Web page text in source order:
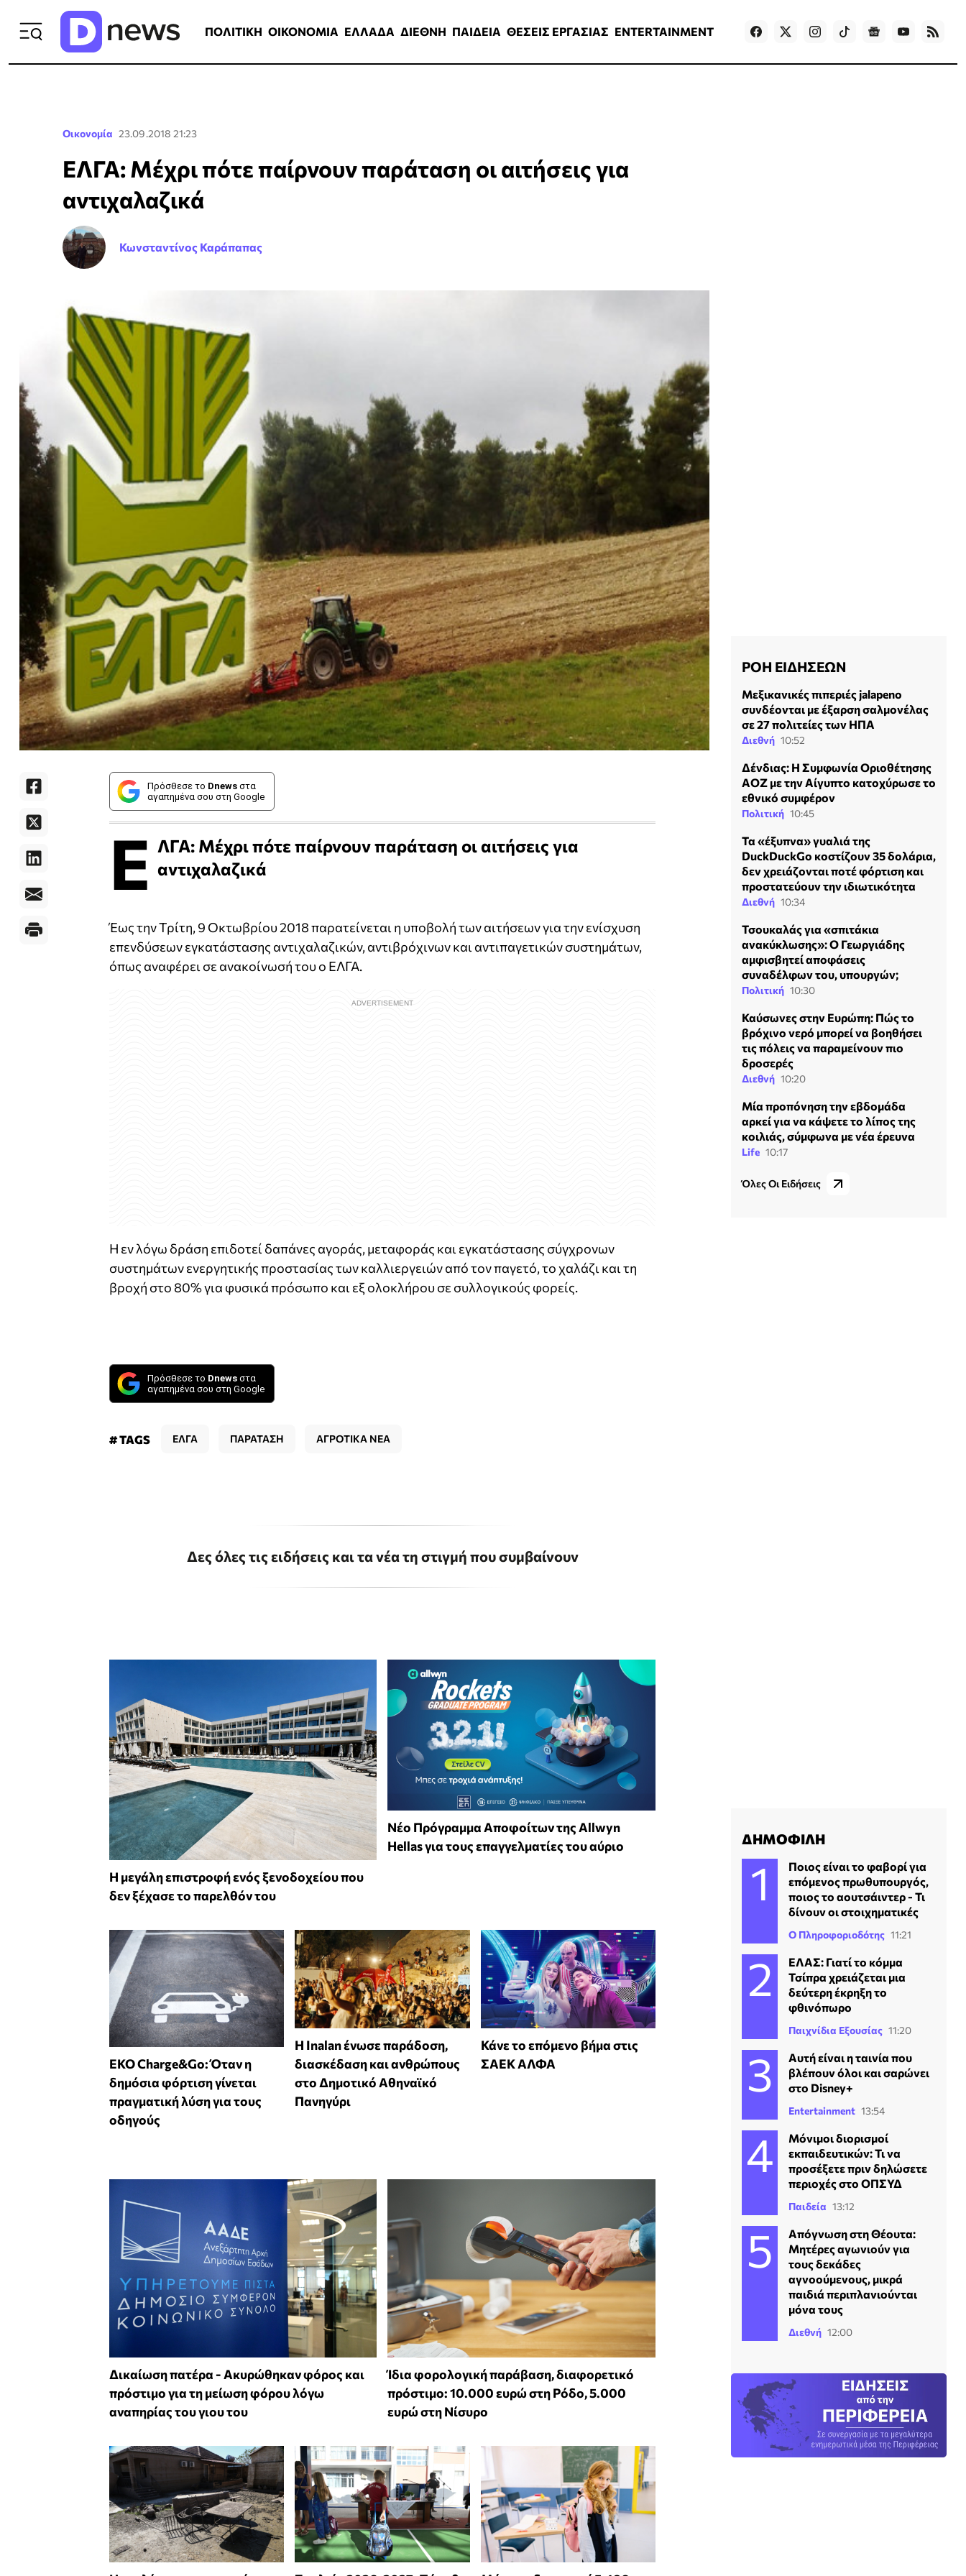
ΠΟΛΙΤΙΚΗ ΟΙΚΟΝΟΜΙΑ ΕΛΛΑΔΑ ΔΙΕΘΝΗ ΠΑΙΔΕΙΑ ΘΕΣΕΙΣ ΕΡΓΑΣΙΑΣ ENTERTAINMENT Games
Οικονομία 23.09.2018 21:23
ΕΛΓΑ: Μέχρι πότε παίρνουν παράταση οι αιτήσεις για
αντιχαλαζικά
Κωνσταντίνος Καράπαπας
Πρόσθεσε το Dnews στα
αγαπημένα σου στη Google
Ε ΛΓΑ: Μέχρι πότε παίρνουν παράταση οι αιτήσεις για
αντιχαλαζικά
Έως την Τρίτη, 9 Οκτωβρίου 2018 παρατείνεται η υποβολή των αιτήσεων για την ενίσχυση
επενδύσεων εγκατάστασης αντιχαλαζικών, αντιβρόχινων και αντιπαγετικών συστηµάτων,
όπως αναφέρει σε ανακοίνωσή του ο ΕΛΓΑ.
Η εν λόγω δράση επιδοτεί δαπάνες αγοράς, µεταφοράς και εγκατάστασης σύγχρονων
συστηµάτων ενεργητικής προστασίας των καλλιεργειών από τον παγετό, το χαλάζι και τη
βροχή στο 80% για φυσικά πρόσωπο και εξ ολοκλήρου σε συλλογικούς φορείς.
Πρόσθεσε το Dnews στα
αγαπημένα σου στη Google
# TAGS ΕΛΓΑ ΠΑΡΑΤΑΣΗ ΑΓΡΟΤΙΚΑ ΝΕΑ
Δες όλες τις ειδήσεις και τα νέα τη στιγμή που συμβαίνουν
Η μεγάλη επιστροφή ενός ξενοδοχείου που
δεν ξέχασε το παρελθόν του
Νέο Πρόγραμμα Αποφοίτων της Allwyn
Hellas για τους επαγγελματίες του αύριο
EKO Charge&Go: Όταν η
δημόσια φόρτιση γίνεται
πραγματική λύση για τους
οδηγούς
Η Inalan ένωσε παράδοση,
διασκέδαση και ανθρώπους
στο Δημοτικό Αθηναϊκό
Πανηγύρι
Κάνε το επόμενο βήμα στις
ΣΑΕΚ ΑΛΦΑ
Δικαίωση πατέρα - Ακυρώθηκαν φόρος και
πρόστιμο για τη μείωση φόρου λόγω
αναπηρίας του γιου του
Ίδια φορολογική παράβαση, διαφορετικό
πρόστιμο: 10.000 ευρώ στη Ρόδο, 5.000
ευρώ στη Νίσυρο
ΡΟΗ ΕΙΔΗΣΕΩΝ
Μεξικανικές πιπεριές jalapeno
συνδέονται με έξαρση σαλμονέλας
σε 27 πολιτείες των ΗΠΑ
Διεθνή 10:52
Δένδιας: Η Συμφωνία Οριοθέτησης
ΑΟΖ με την Αίγυπτο κατοχύρωσε το
εθνικό συμφέρον
Πολιτική 10:45
Τα «έξυπνα» γυαλιά της
DuckDuckGo κοστίζουν 35 δολάρια,
δεν χρειάζονται ποτέ φόρτιση και
προστατεύουν την ιδιωτικότητα
Διεθνή 10:34
Τσουκαλάς για «σπιτάκια
ανακύκλωσης»: Ο Γεωργιάδης
αμφισβητεί αποφάσεις
συναδέλφων του, υπουργών;
Πολιτική 10:30
Καύσωνες στην Ευρώπη: Πώς το
βρόχινο νερό μπορεί να βοηθήσει
τις πόλεις να παραμείνουν πιο
δροσερές
Διεθνή 10:20
Μία προπόνηση την εβδομάδα
αρκεί για να κάψετε το λίπος της
κοιλιάς, σύμφωνα με νέα έρευνα
Life 10:17
Όλες Οι Ειδήσεις
ΔΗΜΟΦΙΛΗ
Ποιος είναι το φαβορί για
επόμενος πρωθυπουργός,
ποιος το αουτσάιντερ - Τι
δίνουν οι στοιχηματικές
Ο Πληροφοριοδότης 11:21
ΕΛΑΣ: Γιατί το κόμμα
Τσίπρα χρειάζεται μια
δεύτερη έκρηξη το
φθινόπωρο
Παιχνίδια Εξουσίας 11:20
Αυτή είναι η ταινία που
βλέπουν όλοι και σαρώνει
στο Disney+
Entertainment 13:54
Μόνιμοι διορισμοί
εκπαιδευτικών: Τι να
προσέξετε πριν δηλώσετε
περιοχές στο ΟΠΣΥΔ
Παιδεία 13:12
Απόγνωση στη Θέουτα:
Μητέρες αγωνιούν για
τους δεκάδες
αγνοούμενους, μικρά
παιδιά περιπλανιούνται
μόνα τους
Διεθνή 12:00